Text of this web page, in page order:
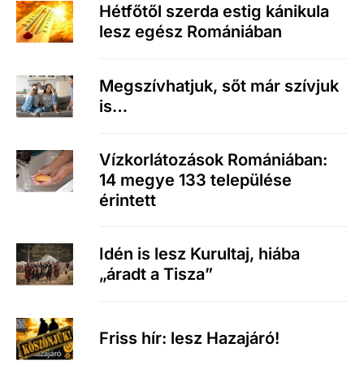
Hétfőtől szerda estig kánikula
lesz egész Romániában
Megszívhatjuk, sőt már szívjuk
is…
Vízkorlátozások Romániában:
14 megye 133 települése
érintett
Idén is lesz Kurultaj, hiába
„áradt a Tisza”
Friss hír: lesz Hazajáró!